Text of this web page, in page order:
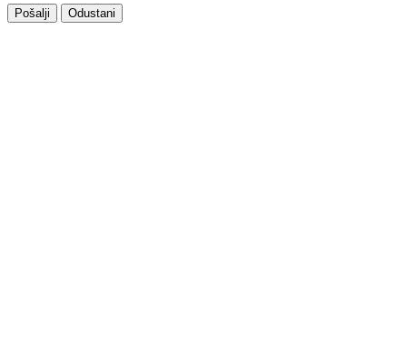
Pošalji Odustani